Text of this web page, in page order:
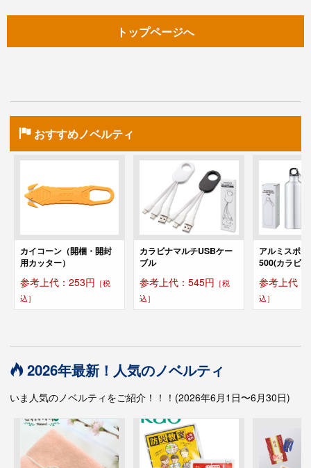
トップページへ
おすすめノベルティ
カイコーン（開梱・開封
用カッター）
参考上代：253円 ［税
込］
カラビナマルチUSBケー
ブル
参考上代：545円 ［税
込］
アルミスポ
500(カラビ
参考上代：
込］
2026年最新！人気のノベルティ
いま人気のノベルティをご紹介！！！(2026年6月1日〜6月30日)